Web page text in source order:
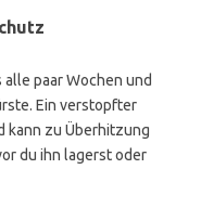
paar Wochen und
Ein verstopfter
kann zu Überhitzung
du ihn lagerst oder